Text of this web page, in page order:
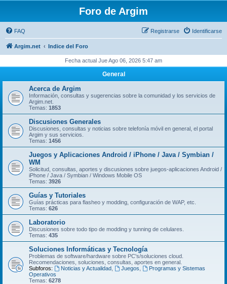
Foro de Argim
FAQ Identificarse
Registrarse
Argim.net Indice del Foro
Fecha actual Jue Ago 06, 2026 5:47 am
General
Acerca de Argim
Información, consultas y sugerencias sobre la comunidad y los servicios de
Argim.net.
Temas: 1853
Discusiones Generales
Discusiones, consultas y noticias sobre telefonía móvil en general, el portal
Argim y sus servicios.
Temas: 1456
Juegos y Aplicaciones Android / iPhone / Java / Symbian /
WM
Solicitud, consultas, aportes y discusiones sobre juegos-aplicaciones Android /
iPhone / Java / Symbian / Windows Mobile OS
Temas: 3926
Guías y Tutoriales
Guí­as prácticas para flasheo y modding, configuración de WAP, etc.
Temas: 626
Laboratorio
Discusiones sobre todo tipo de modding y tunning de celulares.
Temas: 435
Soluciones Informáticas y Tecnología
Problemas de software/hardware sobre PC's/soluciones cloud.
Recomendaciones, soluciones, consultas, aportes en general.
Subforos:
Noticias y Actualidad, Juegos
Programas y Sistemas
Operativos
Temas: 6278